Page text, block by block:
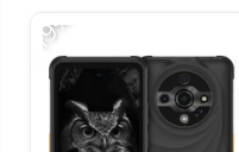
-19%